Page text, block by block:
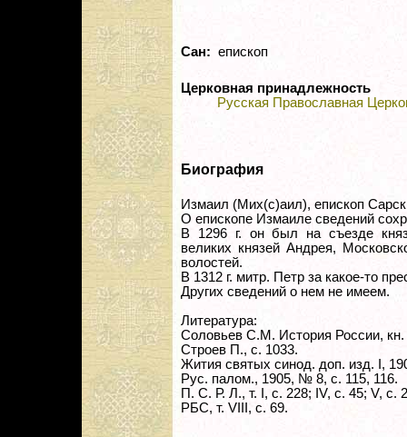
Сан: епископ
Церковная принадлежность
Русская Православная
Биография
Измаил (Мих(с)аил), епископ
О епископе Измаиле сведений
В 1296 г. он был на съезде
великих князей Андрея,
волостей.
В 1312 г. митр. Петр за какое-то
Других сведений о нем не имеем.
Литература:
Соловьев С.М. История России, кн.
Строев П., с. 1033.
Жития святых синод. доп. изд. I,
Рус. палом., 1905, № 8, с. 115, 116.
П. С. Р. Л., т. I, с. 228; IV, с. 45; V, с.
РБС, т. VIII, с. 69.